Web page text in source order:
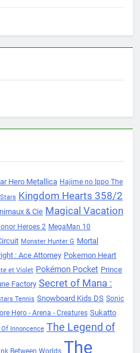
Hero Metallica Hajime no Ippo The
Kingdom Hearts 358/2
& Cie Magical Vacation
Heroes 2 MegaMan 10
Monster Hunter G Mortal
: Ace Attorney Pokemon Heart
et Violet Pokémon Pocket Prince
Factory Secret of Mana :
Tennis Snowboard Kids DS Sonic
Hero - Arena - Creatures Sukatto
Innoncence The Legend of
Between Worlds The